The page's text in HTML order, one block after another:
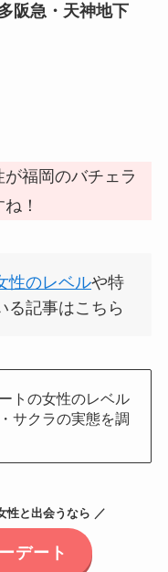
阪急・天神地下
福岡のバチェラ
！
性のレベルや特
る記事はこちら
トの女性のレベル
サクラの実態を調
性と出会うなら ／
デート